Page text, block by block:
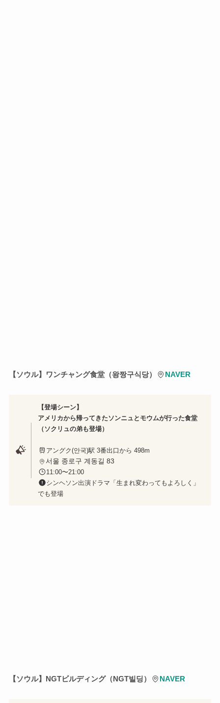
【ソウル】ワンチャング食堂（왕짱구식당） NAVER
【登場シーン】
アメリカから帰ってきたソンニュとモウムが行った食堂
（ソクリュの弟も登場）
アングク(안국)駅 3番出口から 498m
서울 종로구 계동길 83
11:00〜21:00
シンヘソン出演ドラマ「生まれ変わってもよろしく」
でも登場
【ソウル】NGTビルディング（NGT빌딩） NAVER